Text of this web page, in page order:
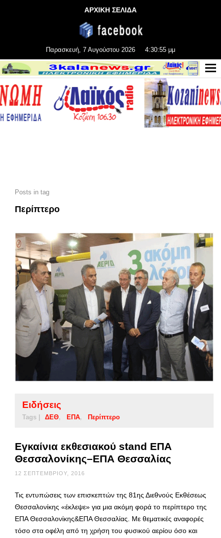
ΑΡΧΙΚΗ ΣΕΛΙΔΑ
Παρασκευή, 7 Αυγούστου 2026 4:30:56 μμ
Posts in tag
Περίπτερο
Ειδήσεις
Tags | ΔΕΘ ΕΠΑ Περίπτερο
Εγκαίνια εκθεσιακού stand ΕΠΑ
Θεσσαλονίκης–ΕΠΑ Θεσσαλίας
12 ΣΕΠΤΕΜΒΡΊΟΥ, 2016
Τις εντυπώσεις των επισκεπτών της 81ης Διεθνούς Εκθέσεως
Θεσσαλονίκης «έκλεψε» για μια ακόμη φορά το περίπτερο της
ΕΠΑ Θεσσαλονίκης&ΕΠΑ Θεσσαλίας. Με θεματικές αναφορές
τόσο στα οφέλη από τη χρήση του φυσικού αερίου όσο και